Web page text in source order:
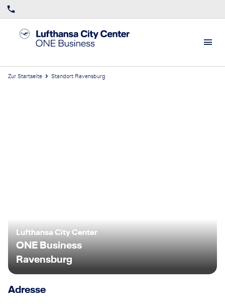
Zur Startseite Standort Ravensburg
Lufthansa City Center
ONE Business
Ravensburg
Adresse